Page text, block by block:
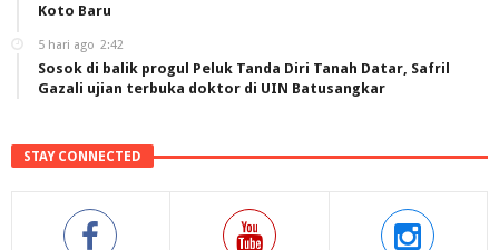
Koto Baru
5 hari ago 2:42
Sosok di balik progul Peluk Tanda Diri Tanah Datar, Safril
Gazali ujian terbuka doktor di UIN Batusangkar
STAY CONNECTED